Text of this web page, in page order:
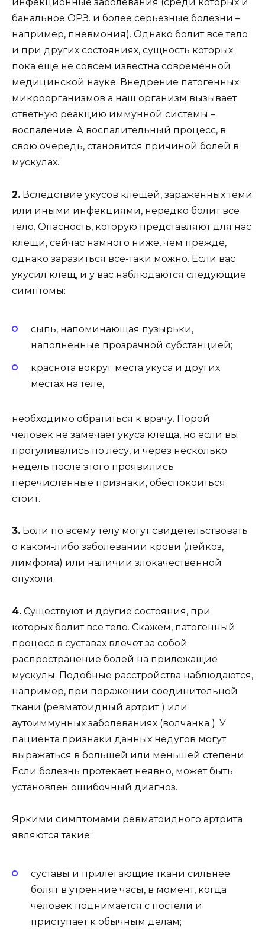
инфекционные заболевания (среди которых и
банальное ОРЗ. и более серьезные болезни –
например, пневмония). Однако болит все тело
и при других состояниях, сущность которых
пока еще не совсем известна современной
медицинской науке. Внедрение патогенных
микроорганизмов а наш организм вызывает
ответную реакцию иммунной системы –
воспаление. А воспалительный процесс, в
свою очередь, становится причиной болей в
мускулах.
2. Вследствие укусов клещей, зараженных теми
или иными инфекциями, нередко болит все
тело. Опасность, которую представляют для нас
клещи, сейчас намного ниже, чем прежде,
однако заразиться все-таки можно. Если вас
укусил клещ, и у вас наблюдаются следующие
симптомы:
сыпь, напоминающая пузырьки,
наполненные прозрачной субстанцией;
краснота вокруг места укуса и других
местах на теле,
необходимо обратиться к врачу. Порой
человек не замечает укуса клеща, но если вы
прогуливались по лесу, и через несколько
недель после этого проявились
перечисленные признаки, обеспокоиться
стоит.
3. Боли по всему телу могут свидетельствовать
о каком-либо заболевании крови (лейкоз,
лимфома) или наличии злокачественной
опухоли.
4. Существуют и другие состояния, при
которых болит все тело. Скажем, патогенный
процесс в суставах влечет за собой
распространение болей на прилежащие
мускулы. Подобные расстройства наблюдаются,
например, при поражении соединительной
ткани (ревматоидный артрит ) или
аутоиммунных заболеваниях (волчанка ). У
пациента признаки данных недугов могут
выражаться в большей или меньшей степени.
Если болезнь протекает неявно, может быть
установлен ошибочный диагноз.
Яркими симптомами ревматоидного артрита
являются такие:
суставы и прилегающие ткани сильнее
болят в утренние часы, в момент, когда
человек поднимается с постели и
приступает к обычным делам;